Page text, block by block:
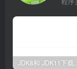
JDK8和 JDK11